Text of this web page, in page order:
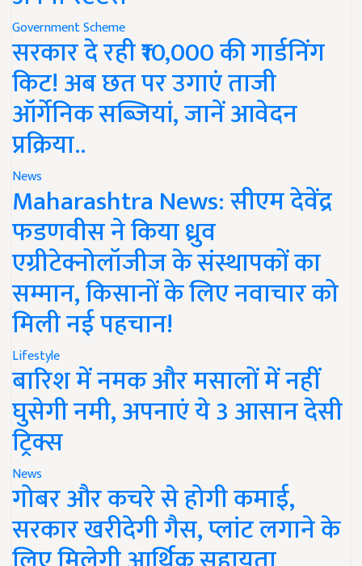
Government Scheme
सरकार दे रही ₹10,000 की गार्डनिंग
किट! अब छत पर उगाएं ताजी
ऑर्गेनिक सब्जियां, जानें आवेदन
प्रक्रिया..
News
Maharashtra News: सीएम देवेंद्र
फडणवीस ने किया ध्रुव
एग्रीटेक्नोलॉजीज के संस्थापकों का
सम्मान, किसानों के लिए नवाचार को
मिली नई पहचान!
Lifestyle
बारिश में नमक और मसालों में नहीं
घुसेगी नमी, अपनाएं ये 3 आसान देसी
ट्रिक्स
News
गोबर और कचरे से होगी कमाई,
सरकार खरीदेगी गैस, प्लांट लगाने के